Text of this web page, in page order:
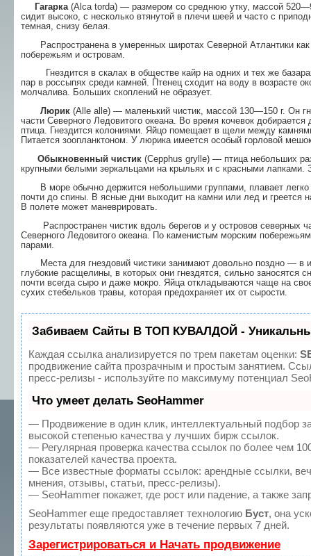
Гагарка (Alca torda) — размером со среднюю утку, массой
сидит высоко, с несколь­ко втянутой в плечи шеей и часто с
тем­ная, снизу белая.
Распространена в умеренных широтах Северной Атлантики как
побережьям и островам.
Гнездится в скалах в обществе кайр на одних и тех же
пар в россыпях среди камней. Птенец сходит на воду в возрасте
молчалива. Больших скоплений не образует.
Люрик (Alle alle) — маленький чистик, массой 130—150 г. Он
части Северного Ледовитого океана. Во время кочевок
птица. Гнездится колониями. Яйцо помещает в щели меж­ду
Питается зоопланктоном. У люрика име­ется особый горловой
Обыкновенный чистик(Cepphus grylle) — птица небольших
крупными белыми зер­кальцами на крыльях и с красными лапками.
В море обычно держится небольшими группами, плавает легко
почти до спины. В ясные дни вы­ходит на камни или лед и греется
В полете может маневрировать.
Распространен чистик вдоль берегов и у остро­вов северных
Северного Ледовитого океана. По каменистым морским
парами.
Места для гнездовий чистики занимают доволь­но поздно — в
глубокие расщелины, в ко­торых они гнездятся, сильно заносятся
почти всегда сыро и даже мокро. Яйца откладываются чаще на
сухих стебельков травы, которая предохраняет их от сырости.
Забиваем Сайты В ТОП КУВАЛДОЙ -
Каждая ссылка анализируется по трем пакетам оценки:
продвижение сайта прозрачным и простым занятием.
пресс-релизы - используйте по максимуму потенциал
Что умеет делать SeoHammer
— Продвижение в один клик, интеллектуальный подбор
высокой степенью качества у лучших бирж ссылок.
— Регулярная проверка качества ссылок по более чем
показателей качества проекта.
— Все известные форматы ссылок: арендные ссылки,
мнения, отзывы, статьи, пресс-релизы).
— SeoHammer покажет, где рост или падение, а также
SeoHammer еще предоставляет технологию Буст, она
результаты появляются уже в течение первых 7 дней.
Зарегистрироваться и Начать продвижение